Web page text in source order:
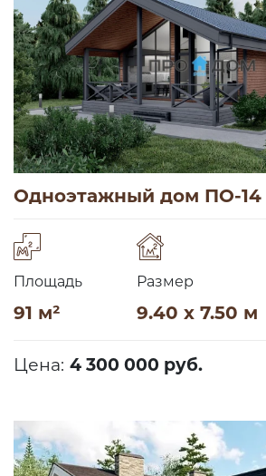
Одноэтажный дом ПО-14
Площадь
91 м²
Размер
9.40 x 7.50 м
Цена: 4 300 000 руб.